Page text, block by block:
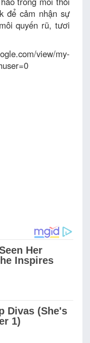
để cảm nhận sự
quyến rũ, tươi
view/my-